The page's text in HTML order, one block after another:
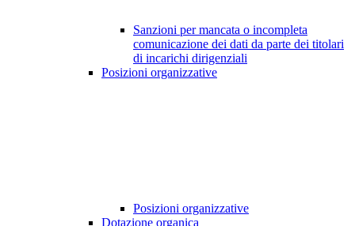
Sanzioni per mancata o incompleta
comunicazione dei dati da parte dei titolari
di incarichi dirigenziali
Posizioni organizzative
Posizioni organizzative
Dotazione organica